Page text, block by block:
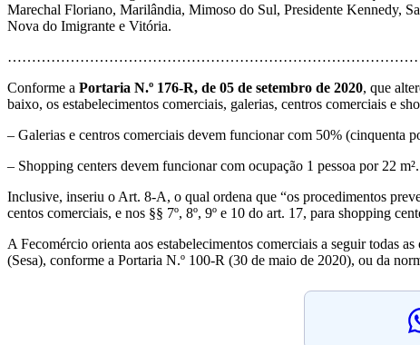
Marechal Floriano, Marilândia, Mimoso do Sul, Presidente Kennedy,
Nova do Imigrante e Vitória.
Conforme a Portaria N.º 176-R, de 05 de setembro de 2020, que
baixo, os estabelecimentos comerciais, galerias, centros comerciais e
– Galerias e centros comerciais devem funcionar com 50% (cinquenta
– Shopping centers devem funcionar com ocupação 1 pessoa por 22 m².
Inclusive, inseriu o Art. 8-A, o qual ordena que “os procedimentos
centos comerciais, e nos §§ 7º, 8º, 9º e 10 do art. 17, para shopping
A Fecomércio orienta aos estabelecimentos comerciais a seguir todas
(Sesa), conforme a Portaria N.º 100-R (30 de maio de 2020), ou da